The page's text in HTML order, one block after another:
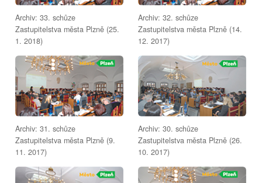
Archiv: 33. schůze
Zastupitelstva města Plzně (25.
1. 2018)
Archiv: 32. schůze
Zastupitelstva města Plzně (14.
12. 2017)
Archiv: 31. schůze
Zastupitelstva města Plzně (9.
11. 2017)
Archiv: 30. schůze
Zastupitelstva města Plzně (26.
10. 2017)